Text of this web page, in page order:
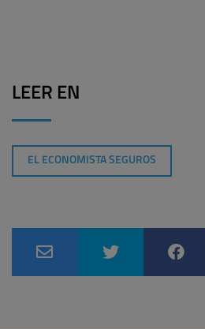
LEER EN
EL ECONOMISTA SEGUROS